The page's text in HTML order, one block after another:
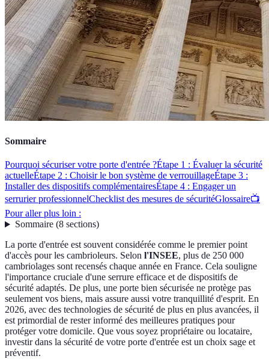
Sommaire
Pourquoi sécuriser votre porte d'entrée ?Étape 1 : Évaluer la sécurité
actuelleÉtape 2 : Choisir le bon système de verrouillageÉtape 3 :
Installer des dispositifs complémentairesÉtape 4 : Engager un
serrurier professionnelChecklist des mesures de sécuritéGlossaire📺
Pour aller plus loin :
Sommaire(8 sections)
La porte d'entrée est souvent considérée comme le premier point
d'accès pour les cambrioleurs. Selon l'INSEE, plus de 250 000
cambriolages sont recensés chaque année en France. Cela souligne
l'importance cruciale d'une serrure efficace et de dispositifs de
sécurité adaptés. De plus, une porte bien sécurisée ne protège pas
seulement vos biens, mais assure aussi votre tranquillité d'esprit. En
2026, avec des technologies de sécurité de plus en plus avancées, il
est primordial de rester informé des meilleures pratiques pour
protéger votre domicile. Que vous soyez propriétaire ou locataire,
investir dans la sécurité de votre porte d'entrée est un choix sage et
préventif.